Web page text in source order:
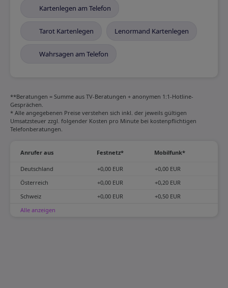
Kartenlegen am Telefon
Tarot Kartenlegen Lenormand Kartenlegen
Wahrsagen am Telefon
**Beratungen = Summe aus TV-Beratungen + anonymen 1:1-Hotline-
Gesprächen.
* Alle angegebenen Preise verstehen sich inkl. der jeweils gültigen
Umsatzsteuer zzgl. folgender Kosten pro Minute bei kostenpflichtigen
Telefonberatungen.
Anrufer aus Festnetz* Mobilfunk*
Deutschland +0,00 EUR
+0,00 EUR
Österreich
+0,00 EUR
+0,20 EUR
Schweiz
+0,00 EUR
+0,50 EUR
Alle anzeigen